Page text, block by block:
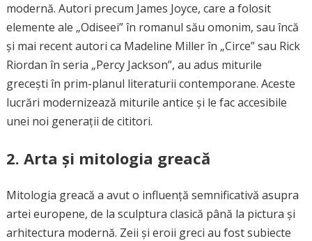
modernă. Autori precum James Joyce, care a folosit
elemente ale „Odiseei” în romanul său omonim, sau încă
și mai recent autori ca Madeline Miller în „Circe” sau Rick
Riordan în seria „Percy Jackson”, au adus miturile
grecești în prim-planul literaturii contemporane. Aceste
lucrări modernizează miturile antice și le fac accesibile
unei noi generații de cititori.
2. Arta și mitologia greacă
Mitologia greacă a avut o influență semnificativă asupra
artei europene, de la sculptura clasică până la pictura și
arhitectura modernă. Zeii și eroii greci au fost subiecte